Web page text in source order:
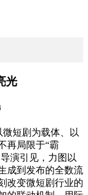
光
短剧为载体、以
再局限于“霸
演引见，力图以
成到发布的全数流
改变微短剧行业的